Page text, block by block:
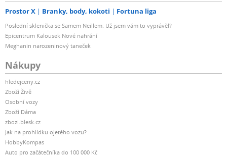
Prostor X Branky, body, kokoti Fortuna liga
Poslední sklenička se Samem Neillem: Už jsem vám to vyprávěl?
Epicentrum Kalousek Nové nahrání
Meghanin narozeninový taneček
Nákupy
hledejceny.cz
Zboží Živě
Osobní vozy
Zboží Dáma
zbozi.blesk.cz
Jak na prohlídku ojetého vozu?
HobbyKompas
Auto pro začátečníka do 100 000 Kč